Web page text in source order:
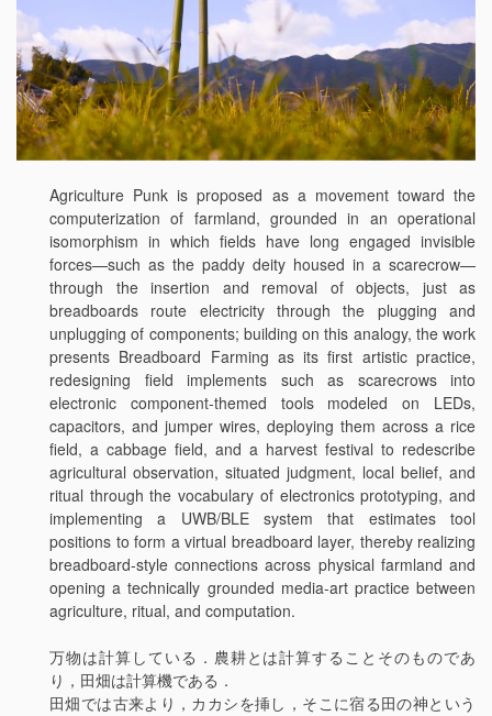
Agriculture Punk is proposed as a movement toward the
computerization of farmland, grounded in an operational
isomorphism in which fields have long engaged invisible
forces—such as the paddy deity housed in a scarecrow—
through the insertion and removal of objects, just as
breadboards route electricity through the plugging and
unplugging of components; building on this analogy, the work
presents Breadboard Farming as its first artistic practice,
redesigning field implements such as scarecrows into
electronic component-themed tools modeled on LEDs,
capacitors, and jumper wires, deploying them across a rice
field, a cabbage field, and a harvest festival to redescribe
agricultural observation, situated judgment, local belief, and
ritual through the vocabulary of electronics prototyping, and
implementing a UWB/BLE system that estimates tool
positions to form a virtual breadboard layer, thereby realizing
breadboard-style connections across physical farmland and
opening a technically grounded media-art practice between
agriculture, ritual, and computation.
万物は計算している．農耕とは計算することそのものであ
り，田畑は計算機である．
田畑では古来より，カカシを挿し，そこに宿る田の神という